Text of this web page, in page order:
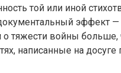
той или иной
эффект —
о тяжести войны
написанные на досуге